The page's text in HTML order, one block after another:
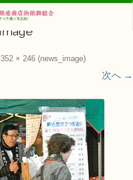
352 × 246 (news_image)
次へ →